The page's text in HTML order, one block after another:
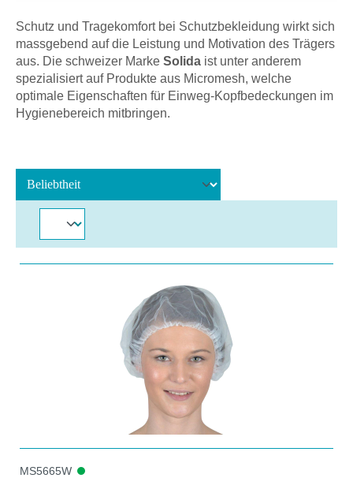
Schutz und Tragekomfort bei Schutzbekleidung wirkt sich
massgebend auf die Leistung und Motivation des Trägers
aus. Die schweizer Marke Solida ist unter anderem
spezialisiert auf Produkte aus Micromesh, welche
optimale Eigenschaften für Einweg-Kopfbedeckungen im
Hygienebereich mitbringen.
MS5665W